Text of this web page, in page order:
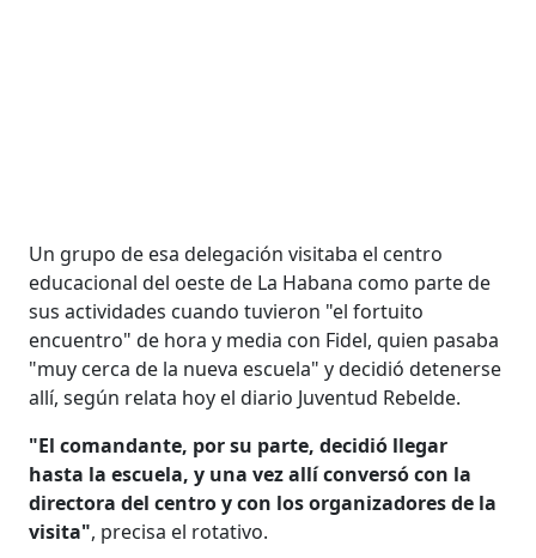
Un grupo de esa delegación visitaba el centro
educacional del oeste de La Habana como parte de
sus actividades cuando tuvieron "el fortuito
encuentro" de hora y media con Fidel, quien pasaba
"muy cerca de la nueva escuela" y decidió detenerse
allí, según relata hoy el diario Juventud Rebelde.
"El comandante, por su parte, decidió llegar
hasta la escuela, y una vez allí conversó con la
directora del centro y con los organizadores de la
visita", precisa el rotativo.